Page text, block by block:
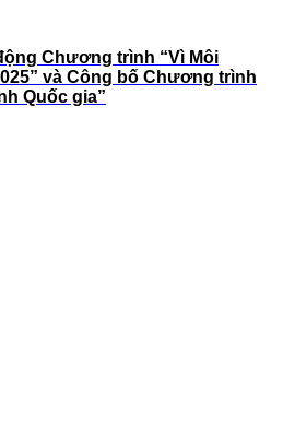
Chương trình “Vì Môi
và Công bố Chương trình
Quốc gia”